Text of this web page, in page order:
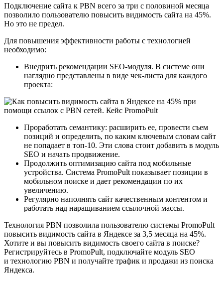
Подключение сайта к PBN всего за три c половиной месяца
позволило пользователю повысить видимость сайта на 45%.
Но это не предел.
Для повышения эффективности работы с технологией
необходимо:
Внедрить рекомендации SEO-модуля. В системе они
наглядно представлены в виде чек-листа для каждого
проекта:
Проработать семантику: расширить ее, провести съем
позиций и определить, по каким ключевым словам сайт
не попадает в топ-10. Эти слова стоит добавить в модуль
SEO и начать продвижение.
Продолжить оптимизацию сайта под мобильные
устройства. Система PromoPult показывает позиции в
мобильном поиске и дает рекомендации по их
увеличению.
Регулярно наполнять сайт качественным контентом и
работать над наращиванием ссылочной массы.
Технология PBN позволила пользователю системы PromoPult
повысить видимость сайта в Яндексе за 3,5 месяца на 45%.
Хотите и вы повысить видимость своего сайта в поиске?
Регистрируйтесь в PromoPult, подключайте модуль SEO
и технологию PBN и получайте трафик и продажи из поиска
Яндекса.